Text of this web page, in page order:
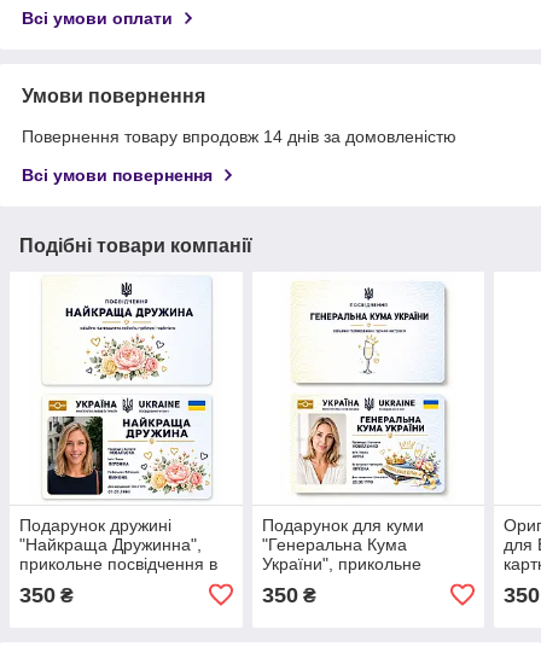
Всі умови оплати
Умови повернення
Повернення товару впродовж 14 днів за домовленістю
Всі умови повернення
Подібні товари компанії
Подарунок дружині
"Найкраща Дружинна",
прикольне посвідчення в
Народження.
350 ₴
Подарунок для куми
"Генеральна Кума
України", прикольне
подарунок.
350₴
для
350